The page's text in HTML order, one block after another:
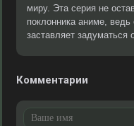
миру. Эта серия не
поклонника аниме, ведь
заставляет задуматься
Комментарии